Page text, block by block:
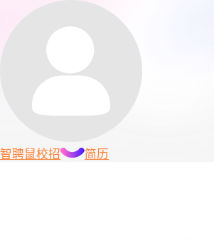
智聘鼠校招 简历